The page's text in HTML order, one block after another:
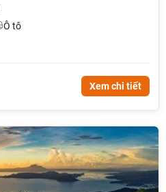
Ô tô
Xem chi tiết